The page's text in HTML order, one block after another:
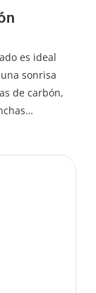
es ideal
sonrisa
de carbón,
y por qué
en casa o de